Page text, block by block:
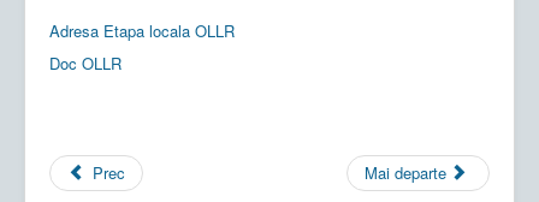
Adresa Etapa locala OLLR
Doc OLLR
Prec Mai departe